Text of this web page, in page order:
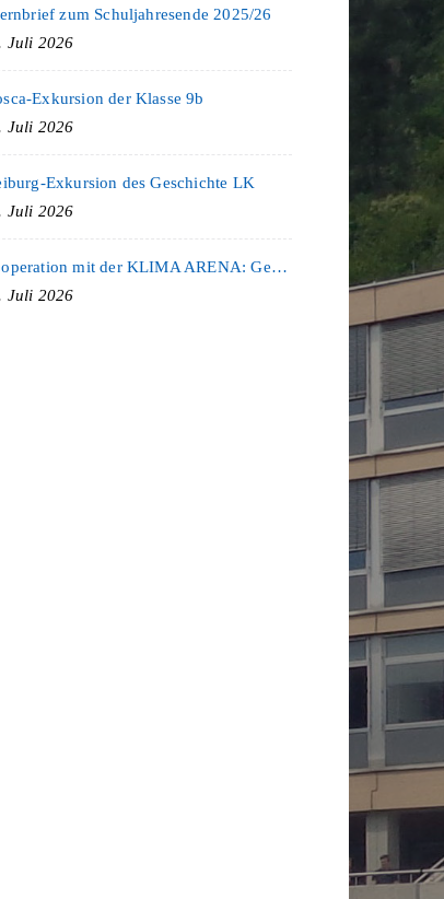
zum Schuljahresende 2025/26
Juli 2026
Exkursion der Klasse 9b
Juli 2026
Exkursion des Geschichte LK
Juli 2026
Kooperation mit der KLIMA ARENA: Gemeinsam für Nachhaltigkeit und Klimaschutz
Juli 2026